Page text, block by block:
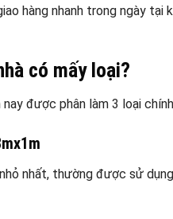
hàng nhanh trong ngày
có mấy loại?
nay được phân làm 3 loại
nhất, thường được sử